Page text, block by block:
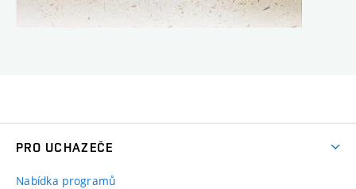
PRO UCHAZEČE
Nabídka programů